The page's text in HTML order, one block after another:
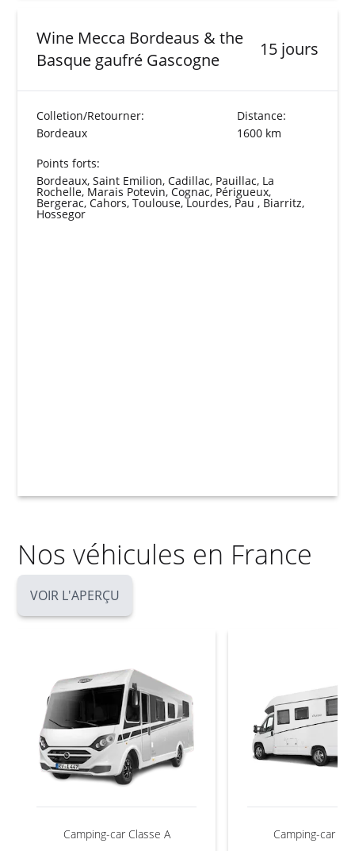
Wine Mecca Bordeaus & the
Basque gaufré Gascogne
15 jours
Colletion/Retourner:
Bordeaux
Distance:
1600 km
Points forts:
Bordeaux, Saint Emilion, Cadillac, Pauillac, La
Rochelle, Marais Potevin, Cognac, Périgueux,
Bergerac, Cahors, Toulouse, Lourdes, Pau , Biarritz,
Hossegor
Nos véhicules en France
VOIR L'APERÇU
Camping-car Classe A Camping-car